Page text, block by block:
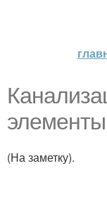
(На заметку).